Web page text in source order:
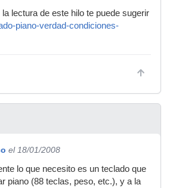
lectura de este hilo te puede sugerir
piano-verdad-condiciones-
el 18/01/2008
lo que necesito es un teclado que
piano (88 teclas, peso, etc.), y a la